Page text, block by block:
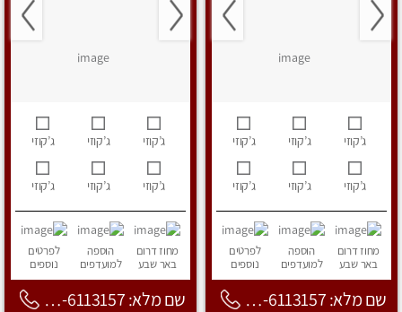
ג’קוזי ג’קוזי ג’קוזי
ג’קוזי ג’קוזי ג’קוזי
מחוז דרום
באר שבע
הוספה
למועדפים
לפרטים
נוספים
שם מלא: 053-6113157
ג’קוזי ג’קוזי ג’קוזי
ג’קוזי ג’קוזי ג’קוזי
מחוז דרום
באר שבע
הוספה
למועדפים
לפרטים
נוספים
שם מלא: 053-6113157